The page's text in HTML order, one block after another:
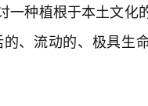
一种植根于本土文化
、流动的、极具生